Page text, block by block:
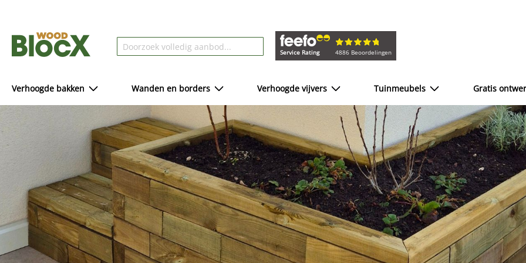
Service Rating 4886 Beoordelingen
Verhoogde bakken Wanden en borders Verhoogde vijvers Tuinmeubels Gratis